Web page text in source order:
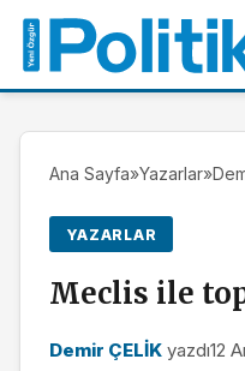
Ana Sayfa»Yazarlar»
YAZARLAR
Meclis ile
Demir ÇELİK yazdı12